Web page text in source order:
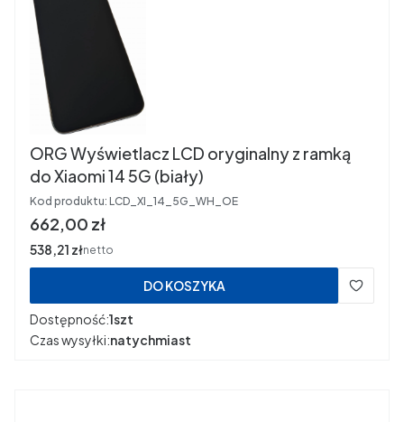
ORG Wyświetlacz LCD oryginalny z ramką
do Xiaomi 14 5G (biały)
Kod produktu: LCD_XI_14_5G_WH_OE
Cena
662,00 zł
Cena
538,21 złnetto
DO KOSZYKA
Dostępność:1szt
Czas wysyłki:natychmiast